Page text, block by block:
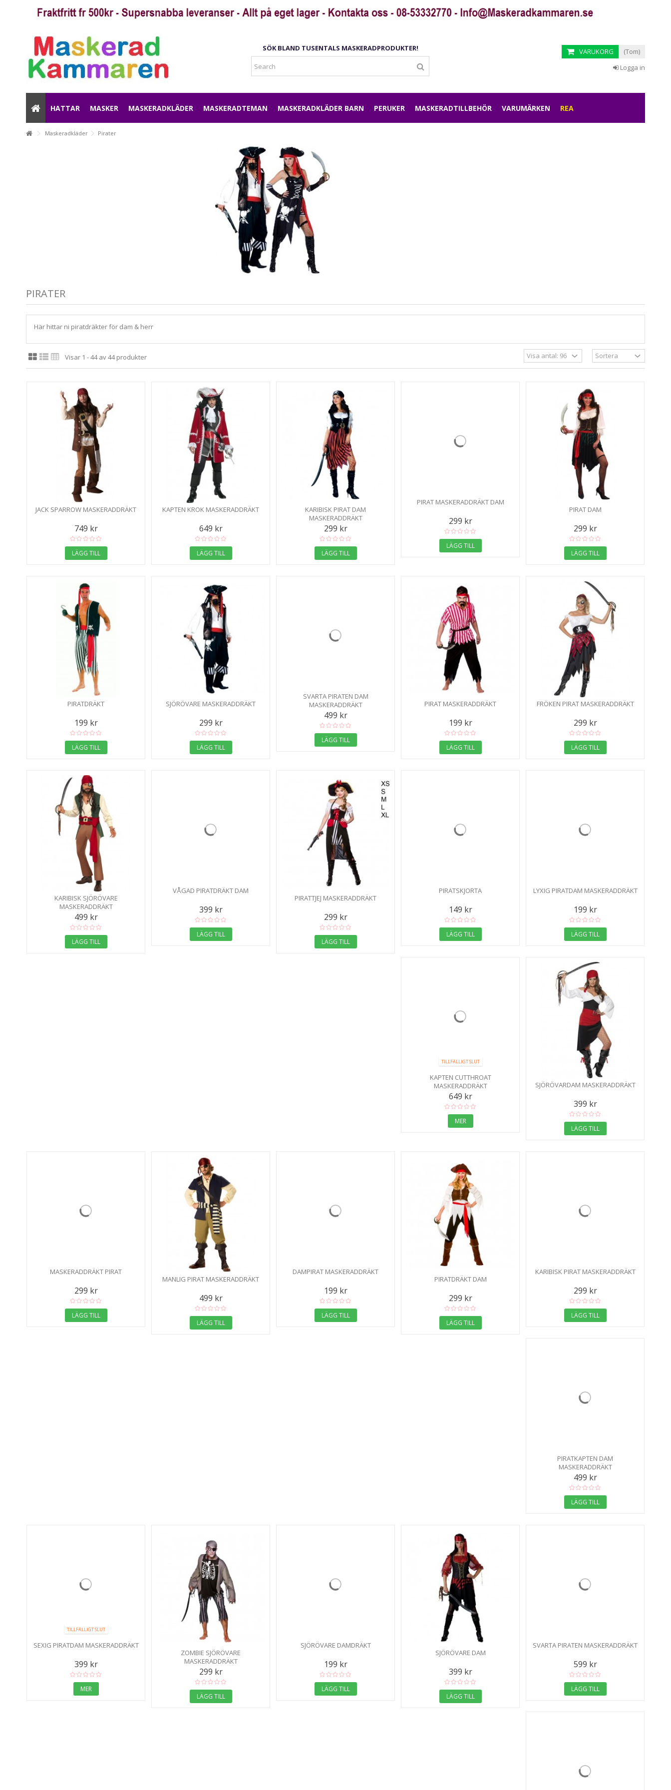
SÖK BLAND TUSENTALS MASKERADPRODUKTER! VARUKORG
(Tom)
Logga in
HATTAR MASKER MASKERADKLÄDER MASKERADTEMAN MASKERADKLÄDER BARN PERUKER MASKERADTILLBEHÖR VARUMÄRKEN REA
Maskeradkläder Pirater
PIRATER
Här hittar ni piratdräkter för dam & herr
Visar 1 - 44 av 44 produkter
JACK SPARROW MASKERADDRÄKT
749 kr
LÄGG TILL
KAPTEN KROK MASKERADDRÄKT
649 kr
LÄGG TILL
KARIBISK PIRAT DAM
MASKERADDRÄKT
299 kr
LÄGG TILL
PIRAT MASKERADDRÄKT DAM
299 kr
LÄGG TILL
PIRAT DAM
299 kr
LÄGG TILL
PIRATDRÄKT
199 kr
LÄGG TILL
SJÖRÖVARE MASKERADDRÄKT
299 kr
LÄGG TILL
SVARTA PIRATEN DAM
MASKERADDRÄKT
499 kr
LÄGG TILL
PIRAT MASKERADDRÄKT
199 kr
LÄGG TILL
FRÖKEN PIRAT MASKERADDRÄKT
299 kr
LÄGG TILL
KARIBISK SJÖRÖVARE
MASKERADDRÄKT
499 kr
LÄGG TILL
VÅGAD PIRATDRÄKT DAM
399 kr
LÄGG TILL
PIRATTJEJ MASKERADDRÄKT
299 kr
LÄGG TILL
PIRATSKJORTA
149 kr
LÄGG TILL
LYXIG PIRATDAM MASKERADDRÄKT
199 kr
LÄGG TILL
TILLFÄLLIGT SLUT
KAPTEN CUTTHROAT
MASKERADDRÄKT
649 kr
MER
SJÖRÖVARDAM MASKERADDRÄKT
399 kr
LÄGG TILL
MASKERADDRÄKT PIRAT
299 kr
LÄGG TILL
MANLIG PIRAT MASKERADDRÄKT
499 kr
LÄGG TILL
DAMPIRAT MASKERADDRÄKT
199 kr
LÄGG TILL
PIRATDRÄKT DAM
299 kr
LÄGG TILL
KARIBISK PIRAT MASKERADDRÄKT
299 kr
LÄGG TILL
PIRATKAPTEN DAM
MASKERADDRÄKT
499 kr
LÄGG TILL
TILLFÄLLIGT SLUT
SEXIG PIRATDAM MASKERADDRÄKT
399 kr
MER
ZOMBIE SJÖRÖVARE
MASKERADDRÄKT
299 kr
LÄGG TILL
SJÖRÖVARE DAMDRÄKT
199 kr
LÄGG TILL
SJÖRÖVARE DAM
399 kr
LÄGG TILL
SVARTA PIRATEN MASKERADDRÄKT
599 kr
LÄGG TILL